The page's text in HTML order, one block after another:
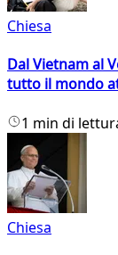
Chiesa
Dal Vietnam al
tutto il mondo
1 min di
Chiesa